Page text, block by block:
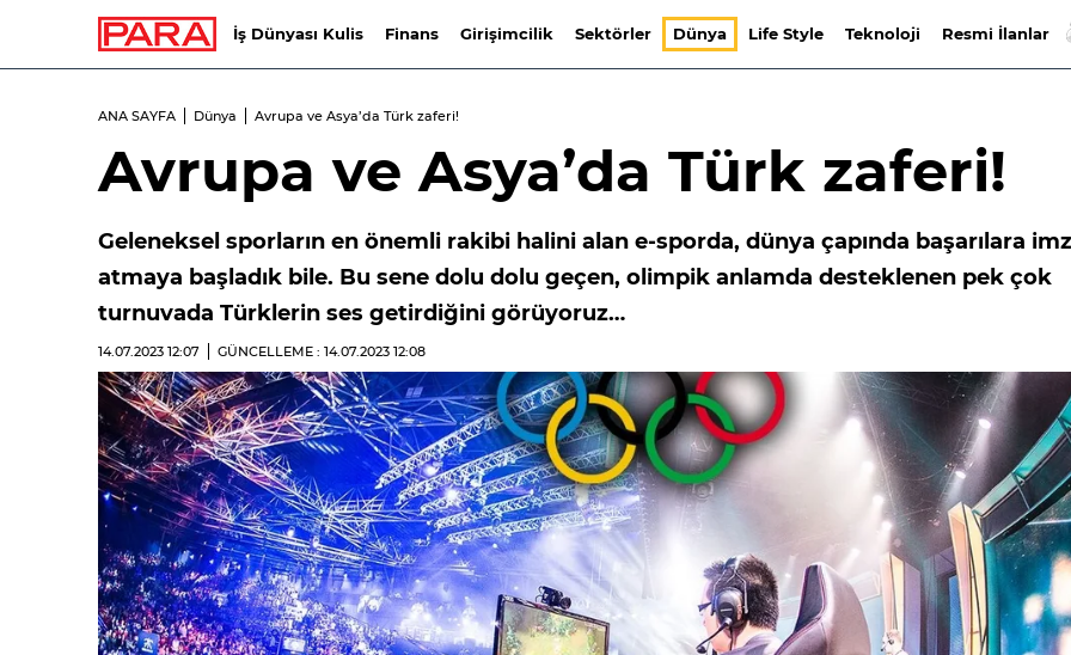
İş Dünyası Kulis Finans Girişimcilik Sektörler Dünya Life Style Teknoloji Resmi İlanlar
ANA SAYFA Dünya Avrupa ve Asya’da Türk zaferi!
Avrupa ve Asya’da Türk zaferi!
Geleneksel sporların en önemli rakibi halini alan e-sporda, dünya çapında başarılara
atmaya başladık bile. Bu sene dolu dolu geçen, olimpik anlamda desteklenen pek çok
turnuvada Türklerin ses getirdiğini görüyoruz…
14.07.2023 12:07 GÜNCELLEME : 14.07.2023 12:08